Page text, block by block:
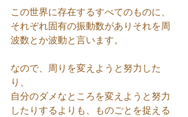
この世界に存在するすべてのものに、
それぞれ固有の振動数がありそれを周
波数とか波動と言います。
なので、周りを変えようと努力した
り、
自分のダメなところを変えようと努力
したりするよりも、ものごとを捉える